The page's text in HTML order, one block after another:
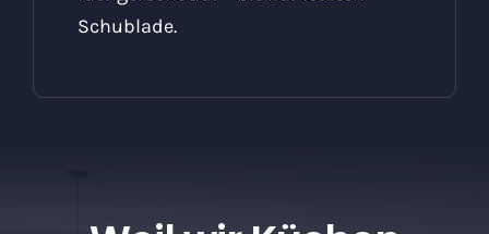
Schublade.